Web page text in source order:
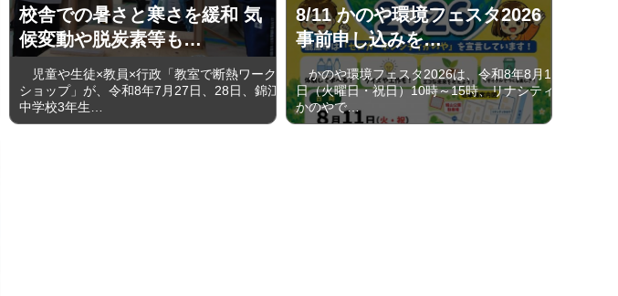
校舎での暑さと寒さを緩和 気
候変動や脱炭素等も…
児童や生徒×教員×行政「教室で断熱ワーク
ショップ」が、令和8年7月27日、28日、錦江
中学校3年生…
8/11 かのや環境フェスタ2026
事前申し込みを…
かのや環境フェスタ2026は、令和8年8月11
日（火曜日・祝日）10時～15時、リナシティ
かのやで…